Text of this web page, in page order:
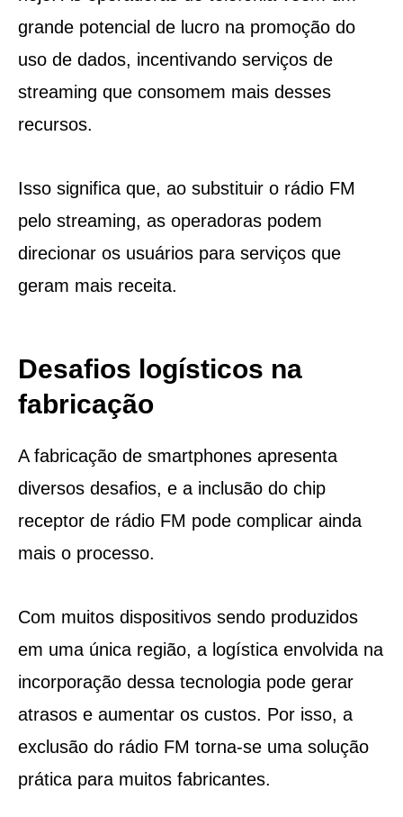
grande potencial de lucro na promoção do
uso de dados, incentivando serviços de
streaming que consomem mais desses
recursos.
Isso significa que, ao substituir o rádio FM
pelo streaming, as operadoras podem
direcionar os usuários para serviços que
geram mais receita.
Desafios logísticos na
fabricação
A fabricação de smartphones apresenta
diversos desafios, e a inclusão do chip
receptor de rádio FM pode complicar ainda
mais o processo.
Com muitos dispositivos sendo produzidos
em uma única região, a logística envolvida na
incorporação dessa tecnologia pode gerar
atrasos e aumentar os custos. Por isso, a
exclusão do rádio FM torna-se uma solução
prática para muitos fabricantes.